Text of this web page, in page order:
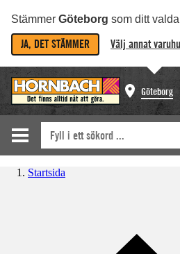
Stämmer Göteborg som ditt
JA, DET STÄMMER Välj annat
Göteborg
Startsida